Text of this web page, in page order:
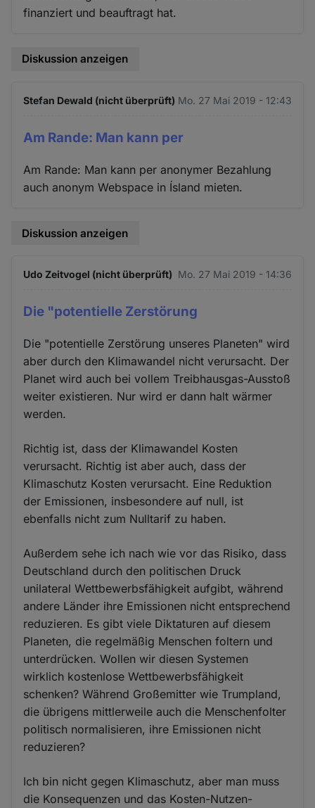
finanziert und beauftragt hat.
Diskussion anzeigen
Stefan Dewald (nicht überprüft) Mo. 27 Mai 2019 - 12:43
Am Rande: Man kann per
Am Rande: Man kann per anonymer Bezahlung
auch anonym Webspace in Ísland mieten.
Diskussion anzeigen
Udo Zeitvogel (nicht überprüft) Mo. 27 Mai 2019 - 14:36
Die "potentielle Zerstörung
Die "potentielle Zerstörung unseres Planeten" wird
aber durch den Klimawandel nicht verursacht. Der
Planet wird auch bei vollem Treibhausgas-Ausstoß
weiter existieren. Nur wird er dann halt wärmer
werden.
Richtig ist, dass der Klimawandel Kosten
verursacht. Richtig ist aber auch, dass der
Klimaschutz Kosten verursacht. Eine Reduktion
der Emissionen, insbesondere auf null, ist
ebenfalls nicht zum Nulltarif zu haben.
Außerdem sehe ich nach wie vor das Risiko, dass
Deutschland durch den politischen Druck
unilateral Wettbewerbsfähigkeit aufgibt, während
andere Länder ihre Emissionen nicht entsprechend
reduzieren. Es gibt viele Diktaturen auf diesem
Planeten, die regelmäßig Menschen foltern und
unterdrücken. Wollen wir diesen Systemen
wirklich kostenlose Wettbewerbsfähigkeit
schenken? Während Großemitter wie Trumpland,
die übrigens mittlerweile auch die Menschenfolter
politisch normalisieren, ihre Emissionen nicht
reduzieren?
Ich bin nicht gegen Klimaschutz, aber man muss
die Konsequenzen und das Kosten-Nutzen-